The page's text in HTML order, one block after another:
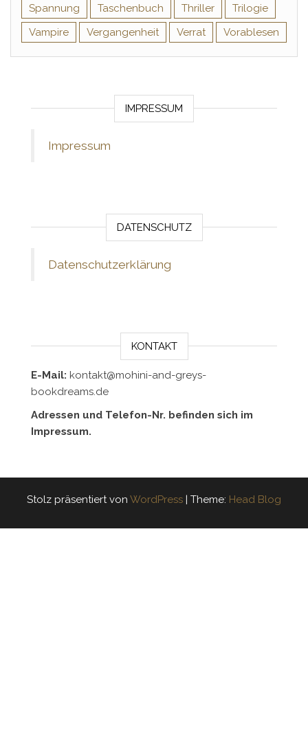
Spannung
Taschenbuch Thriller
Trilogie
Vampire
Vergangenheit Verrat Vorablesen
IMPRESSUM
Impressum
DATENSCHUTZ
Datenschutzerklärung
KONTAKT
E-Mail: kontakt@mohini-and-greys-
bookdreams.de
Adressen und Telefon-Nr. befinden sich im
Impressum.
Stolz präsentiert von WordPress | Theme: Head Blog